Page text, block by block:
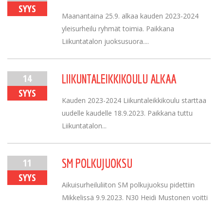
SYYS
Maanantaina 25.9. alkaa kauden 2023-2024
yleisurheilu ryhmät toimia. Paikkana
Liikuntatalon juoksusuora....
14
SYYS
LIIKUNTALEIKKIKOULU ALKAA
Kauden 2023-2024 Liikuntaleikkikoulu starttaa
uudelle kaudelle 18.9.2023. Paikkana tuttu
Liikuntatalon...
11
SYYS
SM POLKUJUOKSU
Aikuisurheiluliiton SM polkujuoksu pidettiin
Mikkelissä 9.9.2023. N30 Heidi Mustonen voitti